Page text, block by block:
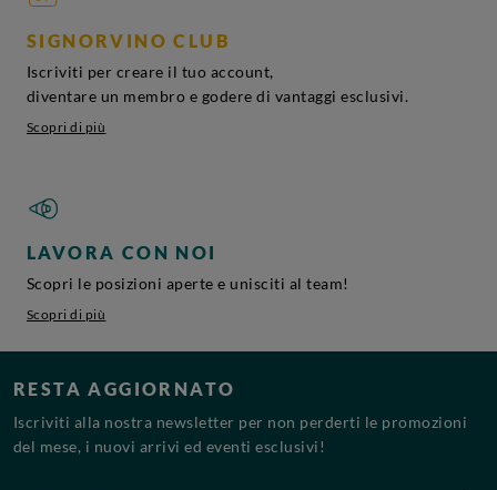
SIGNORVINO CLUB
Iscriviti per creare il tuo account,
diventare un membro e godere di vantaggi esclusivi.
Scopri di più
LAVORA CON NOI
Scopri le posizioni aperte e unisciti al team!
Scopri di più
RESTA AGGIORNATO
Iscriviti alla nostra newsletter per non perderti le promozioni
del mese, i nuovi arrivi ed eventi esclusivi!